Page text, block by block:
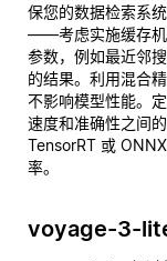
保您的数据检索系
——考虑实施缓存机
参数，例如最近邻
的结果。利用混合
不影响模型性能。
速度和准确性之间
TensorRT 或
率。
voyage-3-